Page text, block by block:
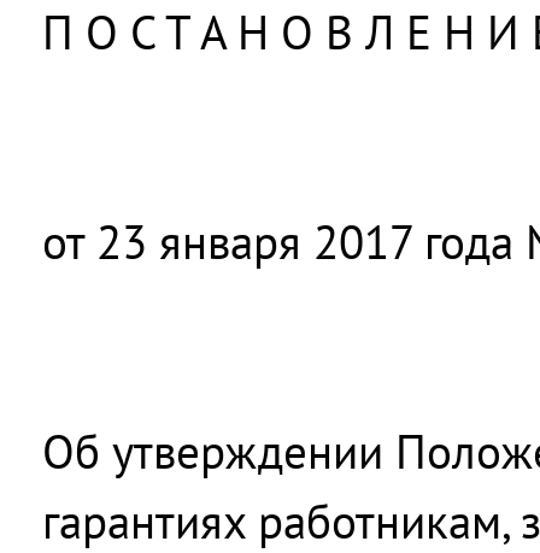
П О С Т А Н О В Л Е Н И
от 23 января 2017
Об утверждении
гарантиях